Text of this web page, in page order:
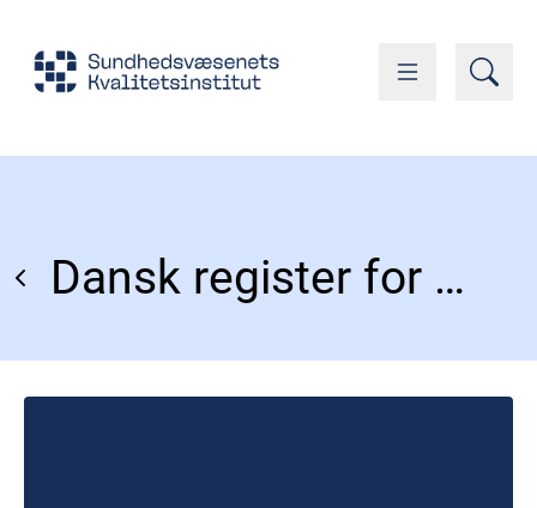
Dansk register for Kronisk Obstruktiv Lungesygdom (DrKOL)